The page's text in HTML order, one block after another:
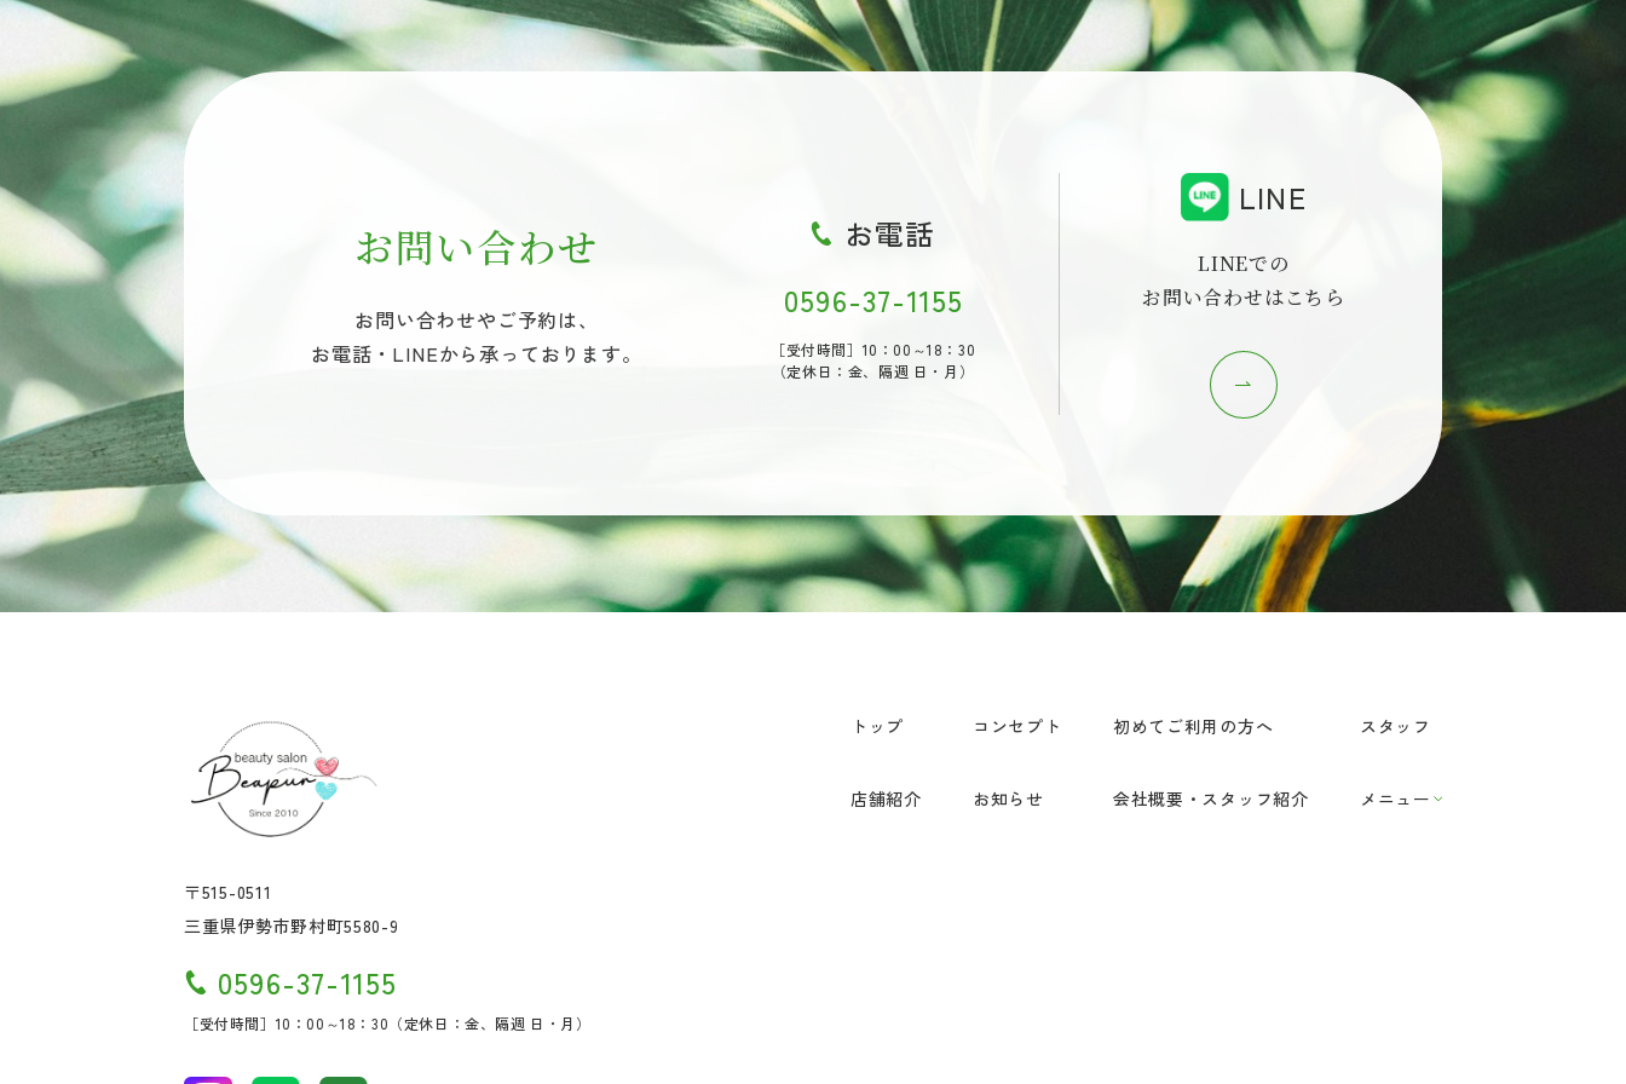
お問い合わせ
お問い合わせやご予約は、
お電話・LINEから承っております。
お電話
0596-37-1155
［受付時間］10：00～18：30
（定休日：金、隔週 日・月）
LINE
LINEでの
お問い合わせはこちら
〒515-0511
三重県伊勢市野村町5580-9
0596-37-1155
［受付時間］10：00～18：30 ​​​​​​​（定休日：金、隔週 日・月）
トップ
店舗紹介
コンセプト
お知らせ
初めてご利用の方へ
会社概要・スタッフ紹介
スタッフ
メニュー